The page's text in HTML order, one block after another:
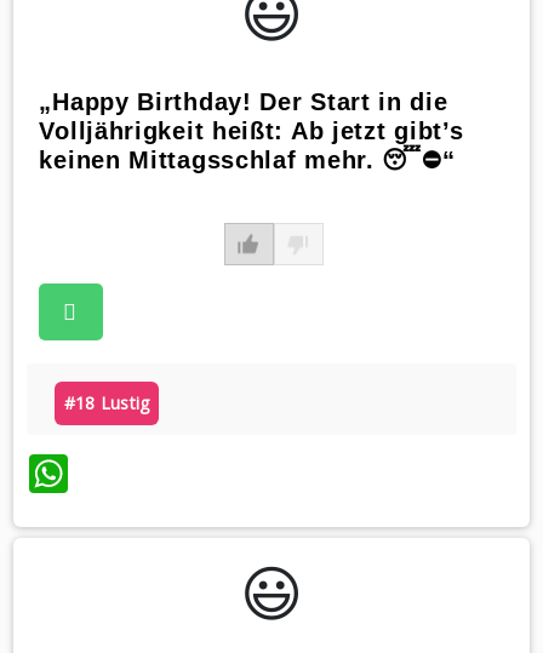
„Happy Birthday! Der Start in die
Volljährigkeit heißt: Ab jetzt gibt’s
keinen Mittagsschlaf mehr. 😴⛔“
#18 Lustig
WhatsApp
😃️